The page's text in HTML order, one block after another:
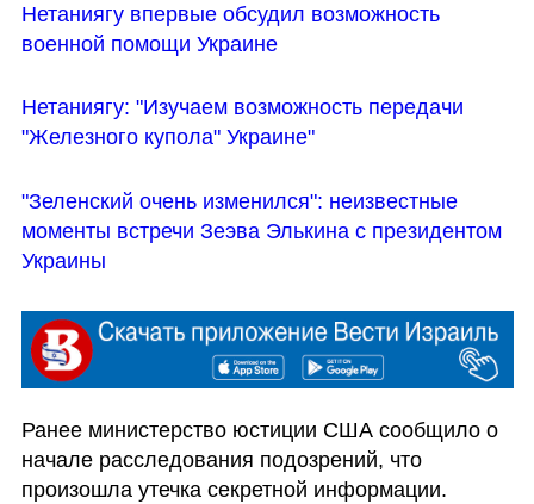
Нетаниягу впервые обсудил возможность
военной помощи Украине
Нетаниягу: "Изучаем возможность передачи
"Железного купола" Украине"
"Зеленский очень изменился": неизвестные
моменты встречи Зеэва Элькина с президентом
Украины
Ранее министерство юстиции США сообщило о
начале расследования подозрений, что
произошла утечка секретной информации.